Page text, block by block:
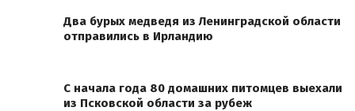
Два бурых медведя из Ленинградской области
отправились в Ирландию
С начала года 80 домашних питомцев выехали
из Псковской области за рубеж